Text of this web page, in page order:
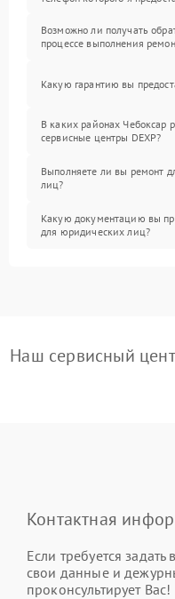
Возможно ли получать
процессе выполнения
Какую гарантию вы
В каких районах Чебоксар
сервисные центры DEXP?
Выполняете ли вы ремонт
лиц?
Какую документацию вы
для юридических лиц?
Наш сервисный
Контактная
Если требуется задать
свои данные и
проконсультирует Вас!